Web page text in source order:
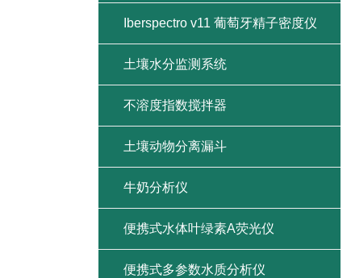
Iberspectro v11 葡萄牙精子密度仪
土壤水分监测系统
不溶度指数搅拌器
土壤动物分离漏斗
牛奶分析仪
便携式水体叶绿素A荧光仪
便携式多参数水质分析仪